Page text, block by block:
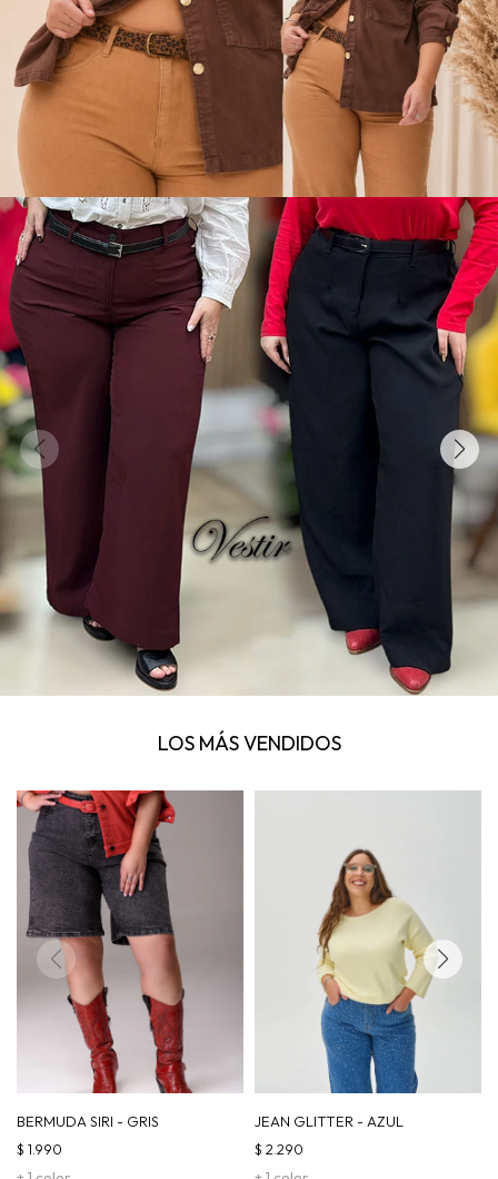
LOS MÁS VENDIDOS
BERMUDA SIRI - GRIS
$ 1.990
JEAN GLITTER - AZUL
$ 2.290